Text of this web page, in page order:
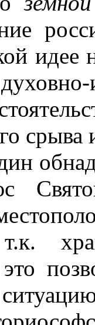
идее
срыва
т.к.